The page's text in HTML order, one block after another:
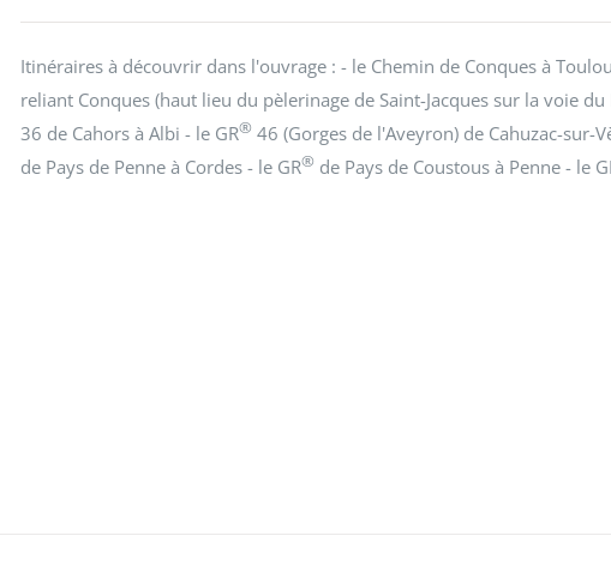
Itinéraires à découvrir dans l'ouvrage : - le Chemin de Conques à
reliant Conques (haut lieu du pèlerinage de Saint-Jacques sur la voie
36 de Cahors à Albi - le GR® 46 (Gorges de l'Aveyron) de Cahuzac-sur-
de Pays de Penne à Cordes - le GR® de Pays de Coustous à Penne - le